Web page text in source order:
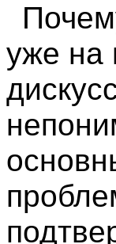
уже на